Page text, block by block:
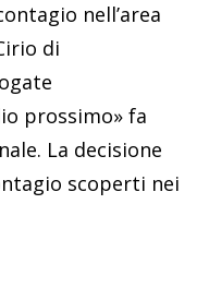
nell’area
di
prossimo» fa
La decisione
scoperti nei